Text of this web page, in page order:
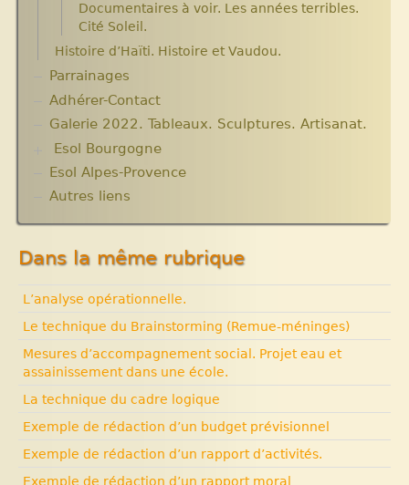
Documentaires à voir. Les années terribles.
Cité Soleil.
Histoire d’Haïti. Histoire et Vaudou.
Parrainages
Adhérer-Contact
Galerie 2022. Tableaux. Sculptures. Artisanat.
Esol Bourgogne
ACTUALITES
Archives
Esol Alpes-Provence
Autres liens
Dans la même rubrique
L’analyse opérationnelle.
Le technique du Brainstorming (Remue-méninges)
Mesures d’accompagnement social. Projet eau et
assainissement dans une école.
La technique du cadre logique
Exemple de rédaction d’un budget prévisionnel
Exemple de rédaction d’un rapport d’activités.
Exemple de rédaction d’un rapport moral